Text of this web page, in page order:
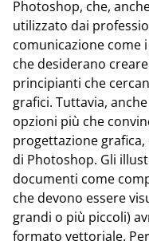
Photoshop, che,
utilizzato dai
comunicazione come
che desiderano
principianti che
grafici. Tuttavia,
opzioni più che
progettazione
di Photoshop. Gli
documenti come
che devono essere
grandi o più piccoli)
formato vettoriale.